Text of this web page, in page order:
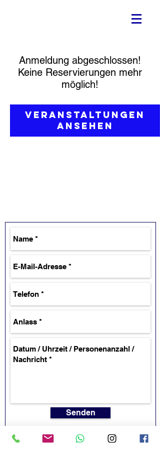
Anmeldung abgeschlossen!
Keine Reservierungen mehr
möglich!
Veranstaltungen
ansehen
Senden